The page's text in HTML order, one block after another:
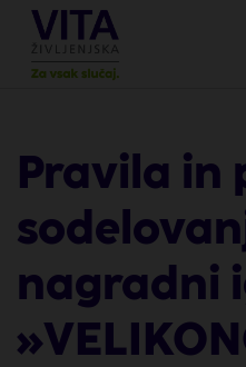
Pravila in
nagradni